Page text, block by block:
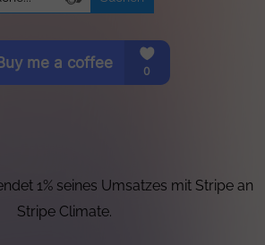
1% seines Umsatzes mit Stripe an
Stripe Climate.